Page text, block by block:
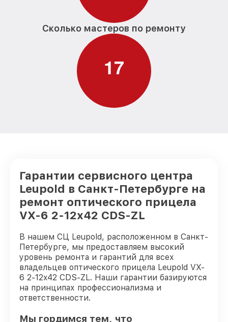
Сколько мастеров по ремонту
17
Гарантии сервисного центра
Leupold в Санкт-Петербурге на
ремонт оптического прицела
VX-6 2-12x42 CDS-ZL
В нашем СЦ Leupold, расположенном в Санкт-
Петербурге, мы предоставляем высокий
уровень ремонта и гарантий для всех
владельцев оптического прицела Leupold VX-
6 2-12x42 CDS-ZL. Наши гарантии базируются
на принципах профессионализма и
ответственности.
Мы гордимся тем, что